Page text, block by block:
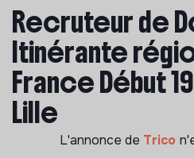
Recruteur de
Itinérante
France Début
Lille
L'annonce de Trico